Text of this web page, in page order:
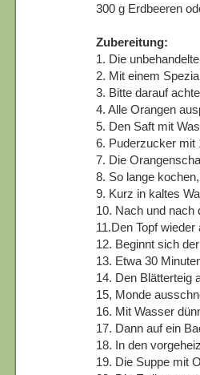
300 g Erdbeeren
Zubereitung:
1. Die
2. Mit einem
3. Bitte darauf
4. Alle Orangen
5. Den Saft mit
6. Puderzucker mit
7. Die
8. So lange
9. Kurz in kaltes
10. Nach und nach
11.Den Topf
12. Beginnt sich
13. Etwa 30
14. Den Blätterteig
15, Monde
16. Mit Wasser
17. Dann auf ein
18. In den
19. Die Suppe mit